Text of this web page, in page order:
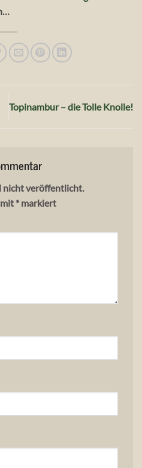
Topinambur – die Tolle Knolle!
nicht veröffentlicht.
* markiert